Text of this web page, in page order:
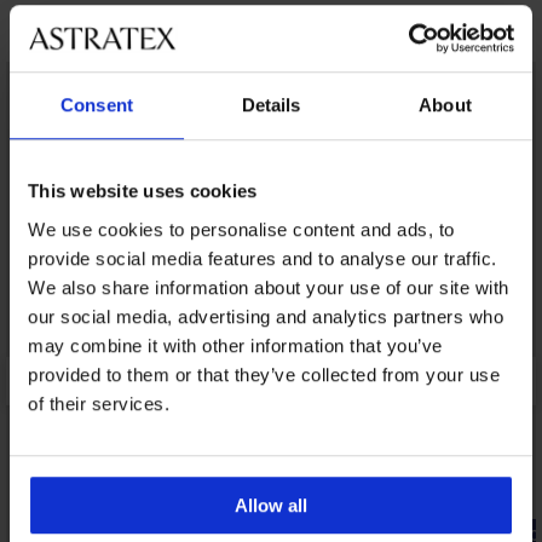
Consent Details About
This website uses cookies
We use cookies to personalise content and ads, to
provide social media features and to analyse our traffic.
We also share information about your use of our site with
our social media, advertising and analytics partners who
may combine it with other information that you’ve
provided to them or that they’ve collected from your use
of their services.
Allow all
Objavte podobné kúsky
LIMITED
-20% GET20 -20% GET20